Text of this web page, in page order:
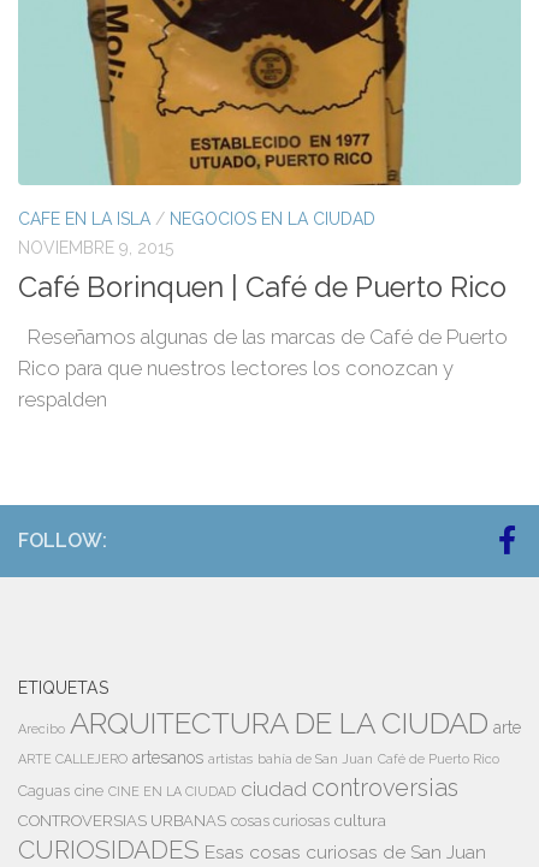
CAFE EN LA ISLA / NEGOCIOS EN LA CIUDAD
NOVIEMBRE 9, 2015
Café Borinquen | Café de Puerto Rico
Reseñamos algunas de las marcas de Café de Puerto
Rico para que nuestros lectores los conozcan y
respalden
FOLLOW:
ETIQUETAS
Arecibo ARQUITECTURA DE LA CIUDAD arte
ARTE CALLEJERO artesanos artistas bahía de San Juan Café de Puerto Rico
Caguas cine CINE EN LA CIUDAD ciudad controversias
CONTROVERSIAS URBANAS cosas curiosas cultura
CURIOSIDADES Esas cosas curiosas de San Juan